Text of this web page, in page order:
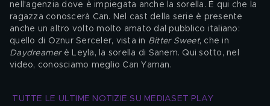
nell'agenzia dove è impiegata anche la sorella. È qui che la
ragazza conoscerà Can. Nel cast della serie è presente
anche un altro volto molto amato dal pubblico italiano:
quello di Oznur Serceler, vista in Bitter Sweet, che in
Daydreamer è Leyla, la sorella di Sanem. Qui sotto, nel
video, conosciamo meglio Can Yaman.
TUTTE LE ULTIME NOTIZIE SU MEDIASET PLAY